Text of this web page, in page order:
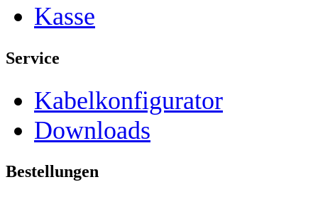
Kasse
Service
Kabelkonfigurator
Downloads
Bestellungen